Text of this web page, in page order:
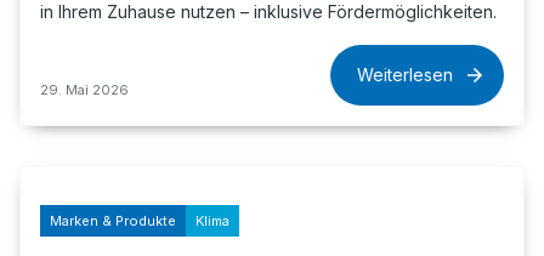
in Ihrem Zuhause nutzen – inklusive Fördermöglichkeiten.
29. Mai 2026
Weiterlesen
Marken & Produkte Klima